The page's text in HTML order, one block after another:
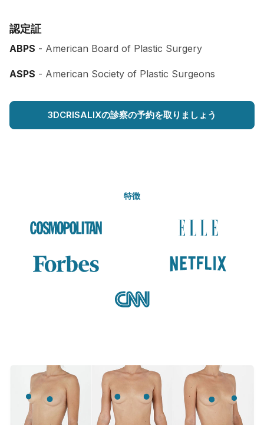
認定証
ABPS - American Board of Plastic Surgery
ASPS - American Society of Plastic Surgeons
3DCRISALIXの診察の予約を取りましょう
特徴